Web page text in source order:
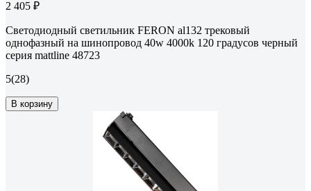
2 405 ₽
Светодиодный светильник FERON al132 трековый
однофазный на шинопровод 40w 4000k 120 градусов черный
серия mattline 48723
5(28)
В корзину